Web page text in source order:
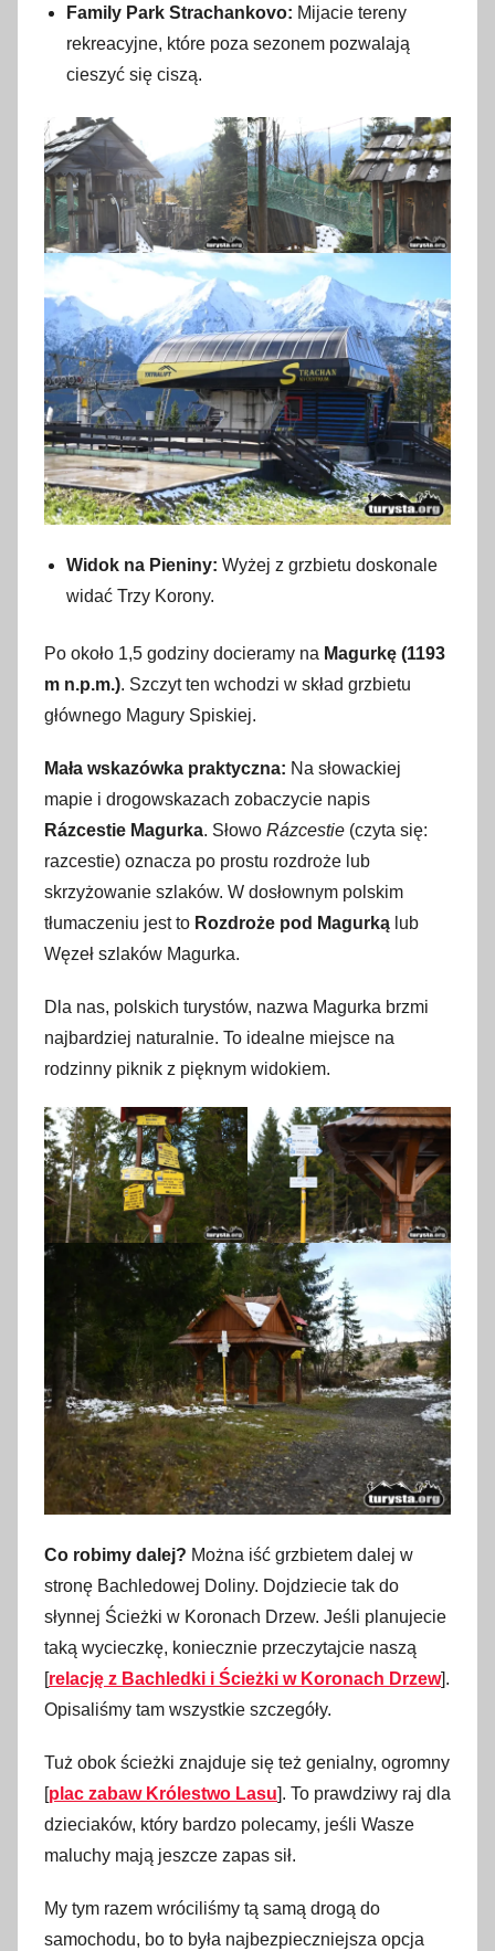
Family Park Strachankovo: Mijacie tereny
rekreacyjne, które poza sezonem pozwalają
cieszyć się ciszą.
Widok na Pieniny: Wyżej z grzbietu doskonale
widać Trzy Korony.
Po około 1,5 godziny docieramy na Magurkę (1193
m n.p.m.). Szczyt ten wchodzi w skład grzbietu
głównego Magury Spiskiej.
Mała wskazówka praktyczna: Na słowackiej
mapie i drogowskazach zobaczycie napis
Rázcestie Magurka. Słowo Rázcestie (czyta się:
razcestie) oznacza po prostu rozdroże lub
skrzyżowanie szlaków. W dosłownym polskim
tłumaczeniu jest to Rozdroże pod Magurką lub
Węzeł szlaków Magurka.
Dla nas, polskich turystów, nazwa Magurka brzmi
najbardziej naturalnie. To idealne miejsce na
rodzinny piknik z pięknym widokiem.
Co robimy dalej? Można iść grzbietem dalej w
stronę Bachledowej Doliny. Dojdziecie tak do
słynnej Ścieżki w Koronach Drzew. Jeśli planujecie
taką wycieczkę, koniecznie przeczytajcie naszą
[relację z Bachledki i Ścieżki w Koronach Drzew].
Opisaliśmy tam wszystkie szczegóły.
Tuż obok ścieżki znajduje się też genialny, ogromny
[plac zabaw Królestwo Lasu]. To prawdziwy raj dla
dzieciaków, który bardzo polecamy, jeśli Wasze
maluchy mają jeszcze zapas sił.
My tym razem wróciliśmy tą samą drogą do
samochodu, bo to była najbezpieczniejsza opcja